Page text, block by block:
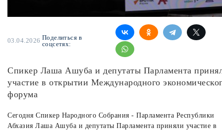
03.04.2026 Поделиться в
соцсетях:
Спикер Лаша Ашуба и депутаты Парламента
участие в открытии Международного
форума
Сегодня Спикер Народного Собрания - Парламента Республики
Абхазия Лаша Ашуба и депутаты Парламента приняли участие в